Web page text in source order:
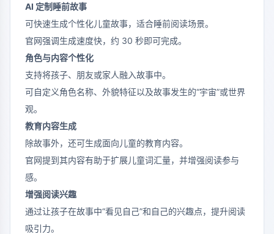
AI 定制睡前故事
可快速生成个性化儿童故事，适合睡前阅读场景。
官网强调生成速度快，约 30 秒即可完成。
角色与内容个性化
支持将孩子、朋友或家人融入故事中。
可自定义角色名称、外貌特征以及故事发生的“宇宙”或世界
观。
教育内容生成
除故事外，还可生成面向儿童的教育内容。
官网提到其内容有助于扩展儿童词汇量，并增强阅读参与
感。
增强阅读兴趣
通过让孩子在故事中“看见自己”和自己的兴趣点，提升阅读
吸引力。